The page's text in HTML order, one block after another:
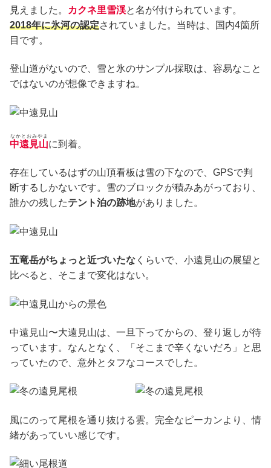
見えました。
カクネ里雪渓と名が付けられています。
2018年に氷河の認定されていました。当時は、国内4箇所
目です。
登山道がないので、雪と氷のサンプル採取は、容易なこと
ではないのが想像できますね。
中遠見山
なかとおみやま
に到着。
存在しているはずの山頂看板は雪の下なので、GPSで判
断するしかないです。雪のブロックが積みあがっており、
誰かの残したテント泊の跡地がありました。
五竜岳がちょっと近づいたな くらいで、小遠見山の展望と
比べると、そこまで変化はない。
中遠見山〜大遠見山は、一旦下ってからの、登り返しが待
っています。なんとなく、「そこまで辛くないだろ」と思
っていたので、意外とタフなコースでした。
風にのって尾根を通り抜ける雲。完全なピーカンより、情
緒があっていい感じです。